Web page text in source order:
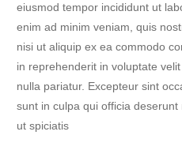
eiusmod tempor incididunt ut
enim ad minim veniam, quis
nisi ut aliquip ex ea commodo
in reprehenderit in voluptate
nulla pariatur. Excepteur sint
sunt in culpa qui officia
ut spiciatis